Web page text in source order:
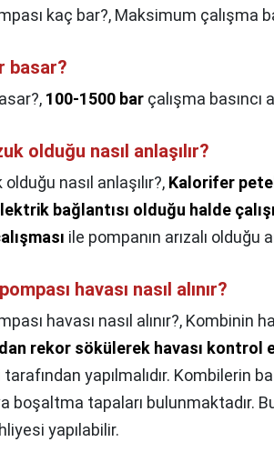
kaç bar?, Maksimum çalışma
basar?
100-1500 bar çalışma basıncı
olduğu nasıl anlaşılır?
nasıl anlaşılır?, Kalorifer
bağlantısı olduğu halde
ile pompanın arızalı olduğu
havası nasıl alınır?
havası nasıl alınır?, Kombinin
rekor sökülerek havası kontrol
yapılmalıdır. Kombilerin
boşaltma tapaları bulunmaktadır.
yapılabilir.